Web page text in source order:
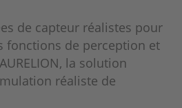
de capteur réalistes pour
fonctions de perception et
la solution
réaliste de